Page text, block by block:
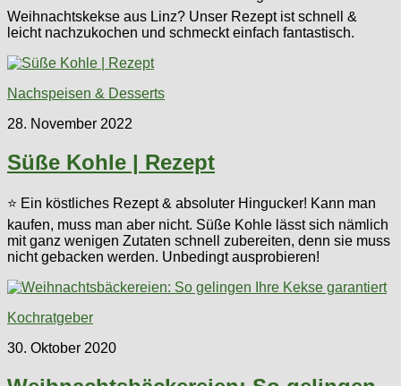
Weihnachtskekse aus Linz? Unser Rezept ist schnell &
leicht nachzukochen und schmeckt einfach fantastisch.
Nachspeisen & Desserts
28. November 2022
Süße Kohle | Rezept
⭐ Ein köstliches Rezept & absoluter Hingucker! Kann man
kaufen, muss man aber nicht. Süße Kohle lässt sich nämlich
mit ganz wenigen Zutaten schnell zubereiten, denn sie muss
nicht gebacken werden. Unbedingt ausprobieren!
Kochratgeber
30. Oktober 2020